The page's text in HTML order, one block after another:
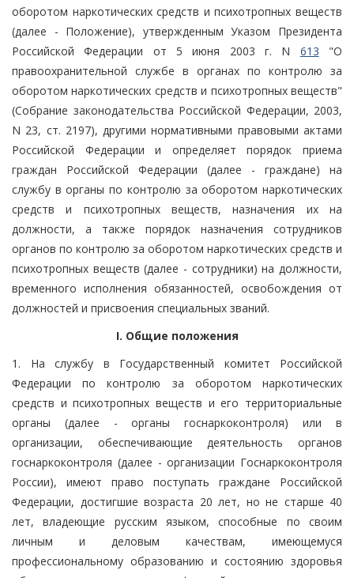
оборотом наркотических средств и психотропных веществ
(далее - Положение), утвержденным Указом Президента
Российской Федерации от 5 июня 2003 г. N 613 "О
правоохранительной службе в органах по контролю за
оборотом наркотических средств и психотропных веществ"
(Собрание законодательства Российской Федерации, 2003,
N 23, ст. 2197), другими нормативными правовыми актами
Российской Федерации и определяет порядок приема
граждан Российской Федерации (далее - граждане) на
службу в органы по контролю за оборотом наркотических
средств и психотропных веществ, назначения их на
должности, а также порядок назначения сотрудников
органов по контролю за оборотом наркотических средств и
психотропных веществ (далее - сотрудники) на должности,
временного исполнения обязанностей, освобождения от
должностей и присвоения специальных званий.
I. Общие положения
1. На службу в Государственный комитет Российской
Федерации по контролю за оборотом наркотических
средств и психотропных веществ и его территориальные
органы (далее - органы госнаркоконтроля) или в
организации, обеспечивающие деятельность органов
госнаркоконтроля (далее - организации Госнаркоконтроля
России), имеют право поступать граждане Российской
Федерации, достигшие возраста 20 лет, но не старше 40
лет, владеющие русским языком, способные по своим
личным и деловым качествам, имеющемуся
профессиональному образованию и состоянию здоровья